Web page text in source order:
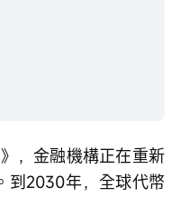
，金融機構正在重新
到2030年，全球代幣